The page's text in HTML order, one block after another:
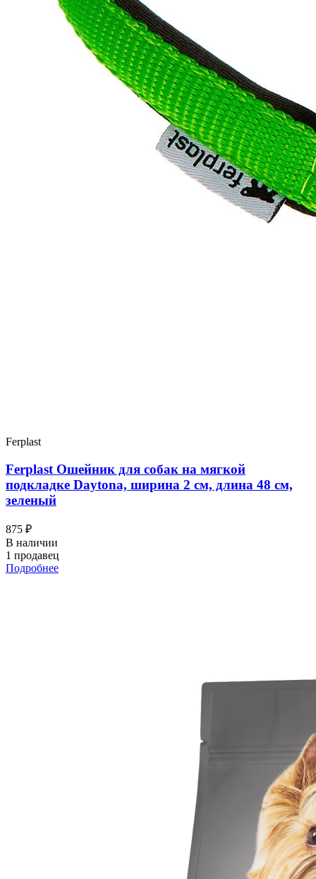
Ferplast
Ferplast Ошейник для собак на мягкой
подкладке Daytona, ширина 2 см, длина 48 см,
зеленый
875 ₽
В наличии
1 продавец
Подробнее